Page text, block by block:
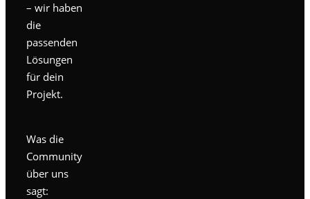
– wir haben
die
passenden
Lösungen
für dein
Projekt.
Was die
Community
über uns
sagt: